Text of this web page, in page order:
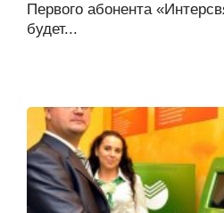
Первого абонента
будет...